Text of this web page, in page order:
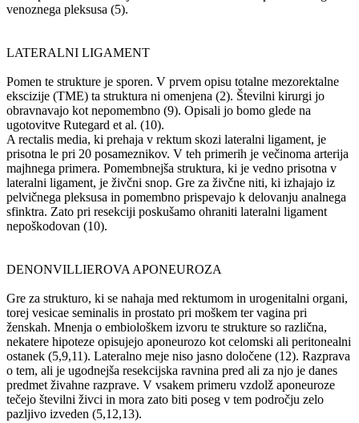
venoznega pleksusa (5).
LATERALNI LIGAMENT
Pomen te strukture je sporen. V prvem opisu totalne mezorektalne
ekscizije (TME) ta struktura ni omenjena (2). Številni kirurgi jo
obravnavajo kot nepomembno (9). Opisali jo bomo glede na
ugotovitve Rutegard et al. (10).
A rectalis media, ki prehaja v rektum skozi lateralni ligament, je
prisotna le pri 20 posameznikov. V teh primerih je večinoma arterija
majhnega primera. Pomembnejša struktura, ki je vedno prisotna v
lateralni ligament, je živčni snop. Gre za živčne niti, ki izhajajo iz
pelvičnega pleksusa in pomembno prispevajo k delovanju analnega
sfinktra. Zato pri resekciji poskušamo ohraniti lateralni ligament
nepoškodovan (10).
DENONVILLIEROVA APONEUROZA
Gre za strukturo, ki se nahaja med rektumom in urogenitalni organi,
torej vesicae seminalis in prostato pri moškem ter vagina pri
ženskah. Mnenja o embiološkem izvoru te strukture so različna,
nekatere hipoteze opisujejo aponeurozo kot celomski ali peritonealni
ostanek (5,9,11). Lateralno meje niso jasno določene (12). Razprava
o tem, ali je ugodnejša resekcijska ravnina pred ali za njo je danes
predmet živahne razprave. V vsakem primeru vzdolž aponeuroze
tečejo številni živci in mora zato biti poseg v tem področju zelo
pazljivo izveden (5,12,13).